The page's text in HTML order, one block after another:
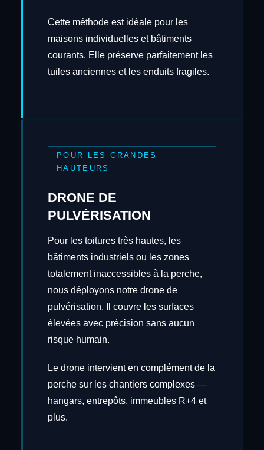
Cette méthode est idéale pour les
maisons individuelles et bâtiments
courants. Elle préserve parfaitement les
tuiles anciennes et les enduits fragiles.
POUR LES GRANDES
HAUTEURS
DRONE DE
PULVÉRISATION
Pour les toitures très hautes, les
bâtiments industriels ou les zones
totalement inaccessibles à la perche,
nous déployons notre drone de
pulvérisation. Il couvre les surfaces
élevées avec précision sans aucun
risque humain.
Le drone intervient en complément de la
perche sur les chantiers complexes —
hangars, entrepôts, immeubles R+4 et
plus.